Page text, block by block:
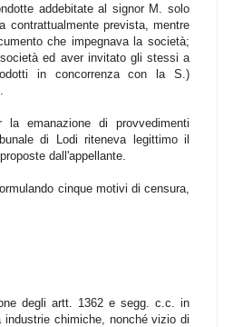
addebitate al signor M. solo
contrattualmente prevista, mentre
che impegnava la società;
ed aver invitato gli stessi a
in concorrenza con la S.)
emanazione di provvedimenti
di Lodi riteneva legittimo il
dall'appellante.
cinque motivi di censura,
degli artt. 1362 e segg. c.c. in
chimiche, nonché vizio di